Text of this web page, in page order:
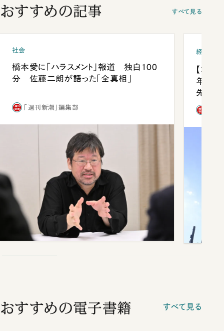
おすすめの記事 すべて見る
社会
橋本愛に「ハラスメント」報道 独白100
分 佐藤二朗が語った「全真相」
「週刊新潮」編集部
経済・ビ
【コン
年会は
先1位
おすすめの電子書籍 すべて見る